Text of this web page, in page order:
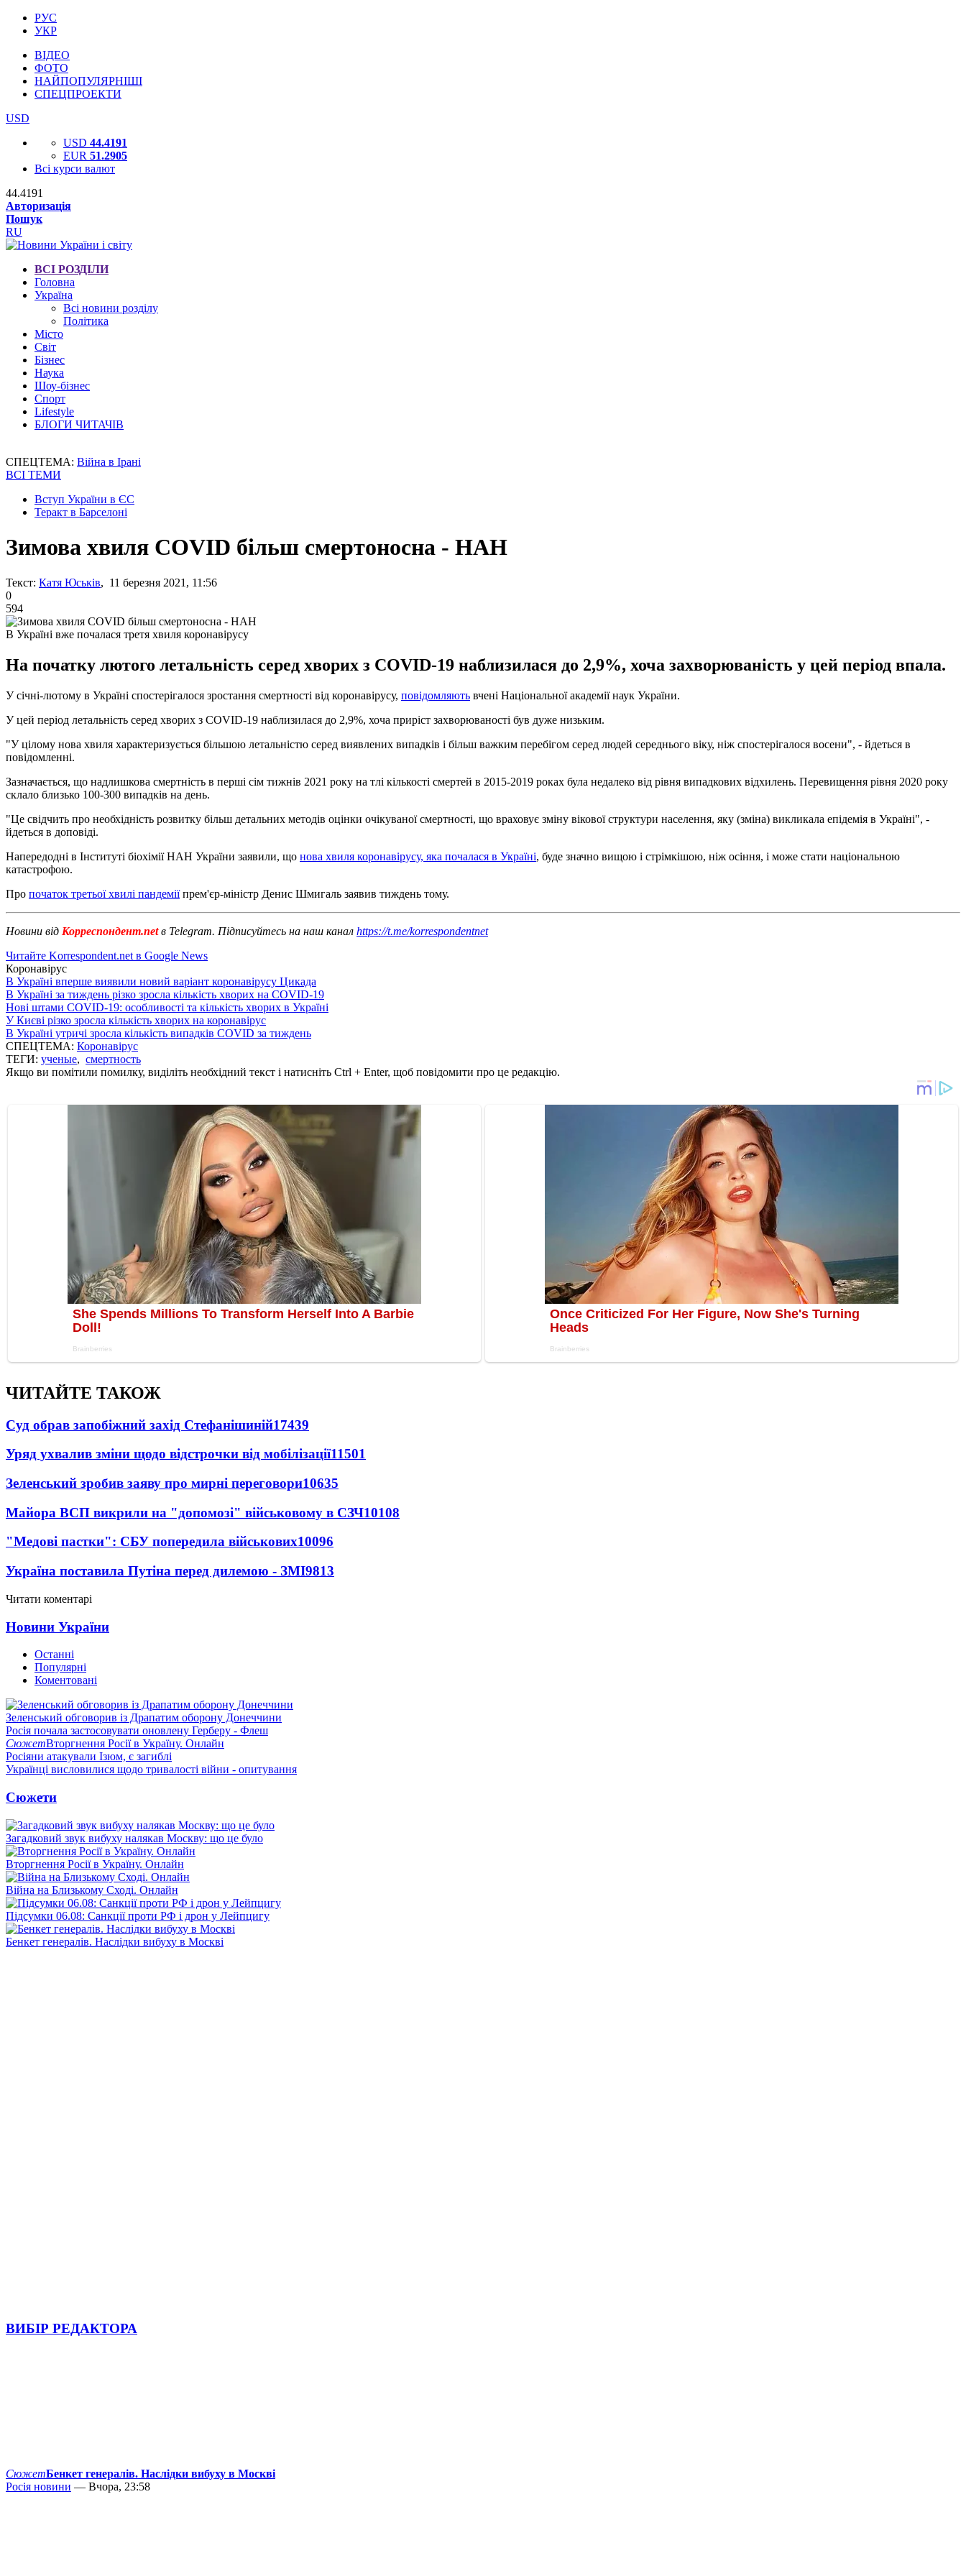
РУС
УКР
ВІДЕО
ФОТО
НАЙПОПУЛЯРНІШІ
СПЕЦПРОЕКТИ
USD
USD 44.4191
EUR 51.2905
Всі курси валют
44.4191
Авторизація
Пошук
RU
ВСІ РОЗДІЛИ
Головна
Україна
Всі новини розділу
Політика
Місто
Світ
Бізнес
Наука
Шоу-бізнес
Спорт
Lifestyle
БЛОГИ ЧИТАЧІВ
СПЕЦТЕМА: Війна в Ірані
ВСІ ТЕМИ
Вступ України в ЄС
Теракт в Барселоні
Зимова хвиля COVID більш смертоносна - НАН
Текст: Катя Юськів, 11 березня 2021, 11:56
0
594
В Україні вже почалася третя хвиля коронавірусу
На початку лютого летальність серед хворих з COVID-19 наблизилася до 2,9%, хоча захворюваність у цей період впала.
У січні-лютому в Україні спостерігалося зростання смертності від коронавірусу, повідомляють вчені Національної академії наук України.
У цей період летальність серед хворих з COVID-19 наблизилася до 2,9%, хоча приріст захворюваності був дуже низьким.
"У цілому нова хвиля характеризується більшою летальністю серед виявлених випадків і більш важким перебігом серед людей середнього віку, ніж спостерігалося восени", - йдеться в
повідомленні.
Зазначається, що надлишкова смертність в перші сім тижнів 2021 року на тлі кількості смертей в 2015-2019 роках була недалеко від рівня випадкових відхилень. Перевищення рівня 2020 року
склало близько 100-300 випадків на день.
"Це свідчить про необхідність розвитку більш детальних методів оцінки очікуваної смертності, що враховує зміну вікової структури населення, яку (зміна) викликала епідемія в Україні", -
йдеться в доповіді.
Напередодні в Інституті біохімії НАН України заявили, що нова хвиля коронавірусу, яка почалася в Україні, буде значно вищою і стрімкішою, ніж осіння, і може стати національною
катастрофою.
Про початок третьої хвилі пандеміїпрем'єр-міністр Денис Шмигаль заявив тиждень тому.
Новини від Корреспондент.netв Telegram. Підписуйтесь на наш канал https://t.me/korrespondentnet
Читайте Korrespondent.net в Google News
Коронавірус
В Україні вперше виявили новий варіант коронавірусу Цикада
В Україні за тиждень різко зросла кількість хворих на COVID-19
Нові штами COVID-19: особливості та кількість хворих в Україні
У Києві різко зросла кількість хворих на коронавірус
В Україні утричі зросла кількість випадків COVID за тиждень
СПЕЦТЕМА: Коронавірус
ТЕГИ: ученые, смертность
Якщо ви помітили помилку, виділіть необхідний текст і натисніть Ctrl + Enter, щоб повідомити про це редакцію.
ЧИТАЙТЕ ТАКОЖ
Суд обрав запобіжний захід Стефанішиній17439
Уряд ухвалив зміни щодо відстрочки від мобілізації11501
Зеленський зробив заяву про мирні переговори10635
Майора ВСП викрили на "допомозі" військовому в СЗЧ10108
"Медові пастки": СБУ попередила військових10096
Україна поставила Путіна перед дилемою - ЗМІ9813
Читати коментарі
Новини України
Останні
Популярні
Коментовані
Зеленський обговорив із Драпатим оборону Донеччини
Росія почала застосовувати оновлену Герберу - Флеш
СюжетВторгнення Росії в Україну. Онлайн
Росіяни атакували Ізюм, є загиблі
Українці висловилися щодо тривалості війни - опитування
Сюжети
Загадковий звук вибуху налякав Москву: що це було
Вторгнення Росії в Україну. Онлайн
Війна на Близькому Сході. Онлайн
Підсумки 06.08: Санкції проти РФ і дрон у Лейпцигу
Бенкет генералів. Наслідки вибуху в Москві
ВИБІР РЕДАКТОРА
СюжетБенкет генералів. Наслідки вибуху в Москві
Росія новини — Вчора, 23:58